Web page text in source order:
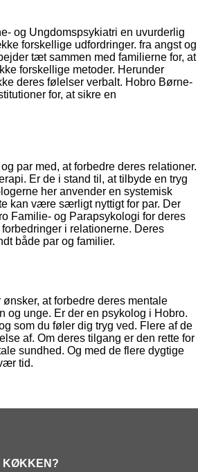
og Ungdomspsykiatri en uvurderlig
forskellige udfordringer. fra angst og
tæt sammen med familierne for, at
forskellige metoder. Herunder
deres følelser verbalt. Hobro Børne-
for, at sikre en
par med, at forbedre deres relationer.
Er de i stand til, at tilbyde en tryg
her anvender en systemisk
kan være særligt nyttigt for par. Der
Familie- og Parapsykologi for deres
i relationerne. Deres
både par og familier.
at forbedre deres mentale
og unge. Er der en psykolog i Hobro.
som du føler dig tryg ved. Flere af de
af. Om deres tilgang er den rette for
sundhed. Og med de flere dygtige
tid.
KØKKEN?